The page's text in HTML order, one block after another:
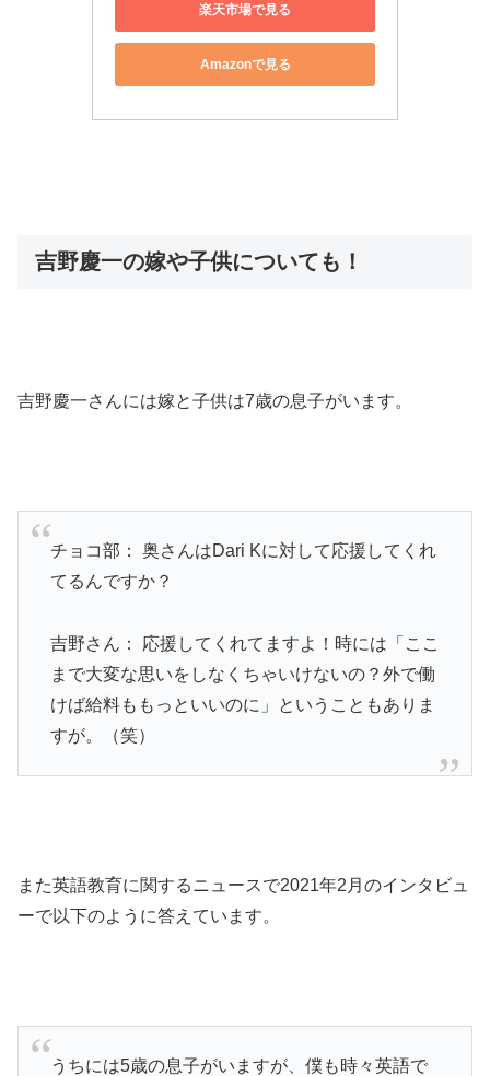
楽天市場で見る
Amazonで見る
吉野慶一の嫁や子供についても！
吉野慶一さんには嫁と子供は7歳の息子がいます。
チョコ部： 奥さんはDari Kに対して応援してくれ
てるんですか？
吉野さん： 応援してくれてますよ！時には「ここ
まで大変な思いをしなくちゃいけないの？外で働
けば給料ももっといいのに」ということもありま
すが。（笑）
また英語教育に関するニュースで2021年2月のインタビュ
ーで以下のように答えています。
うちには5歳の息子がいますが、僕も時々英語で